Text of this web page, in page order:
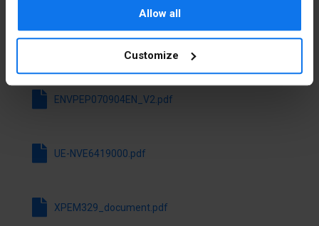
Allow all
Customize
styków
Liczba
styków
zwiernych
2
Liczba
samopowrotu
Ne
Soubory ke stažení
Stáhnout všechny soubory
ENVPEP070904EN_V2.pdf
UE-NVE6419000.pdf
XPEM329_document.pdf